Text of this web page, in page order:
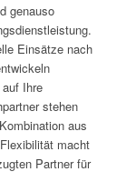
genauso
Einsätze nach
Ihre
stehen
aus
macht
Partner für